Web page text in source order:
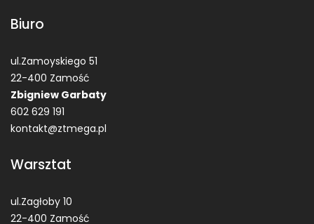
Biuro
ul.Zamoyskiego 51
22-400 Zamość
Zbigniew Garbaty
602 629 191
kontakt@ztmega.pl
Warsztat
ul.Zagłoby 10
22-400 Zamość